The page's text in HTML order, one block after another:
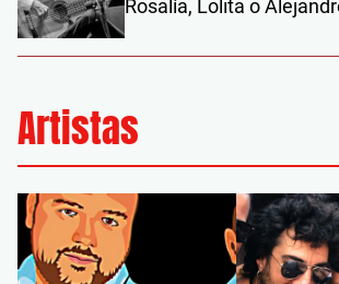
Rosalía, Lolita o
Artistas